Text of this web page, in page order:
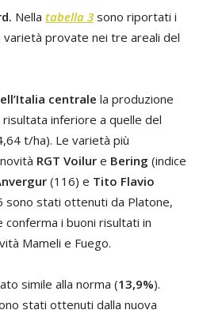
Nella tabella 3 sono riportati i
provate nei tre areali del
centrale la produzione
inferiore a quelle del
t/ha). Le varietà più
RGT Voilur e Bering (indice
(116) e Tito Flavio
sono stati ottenuti da Platone,
conferma i buoni risultati in
Mameli e Fuego.
simile alla norma (13,9%).
stati ottenuti dalla nuova